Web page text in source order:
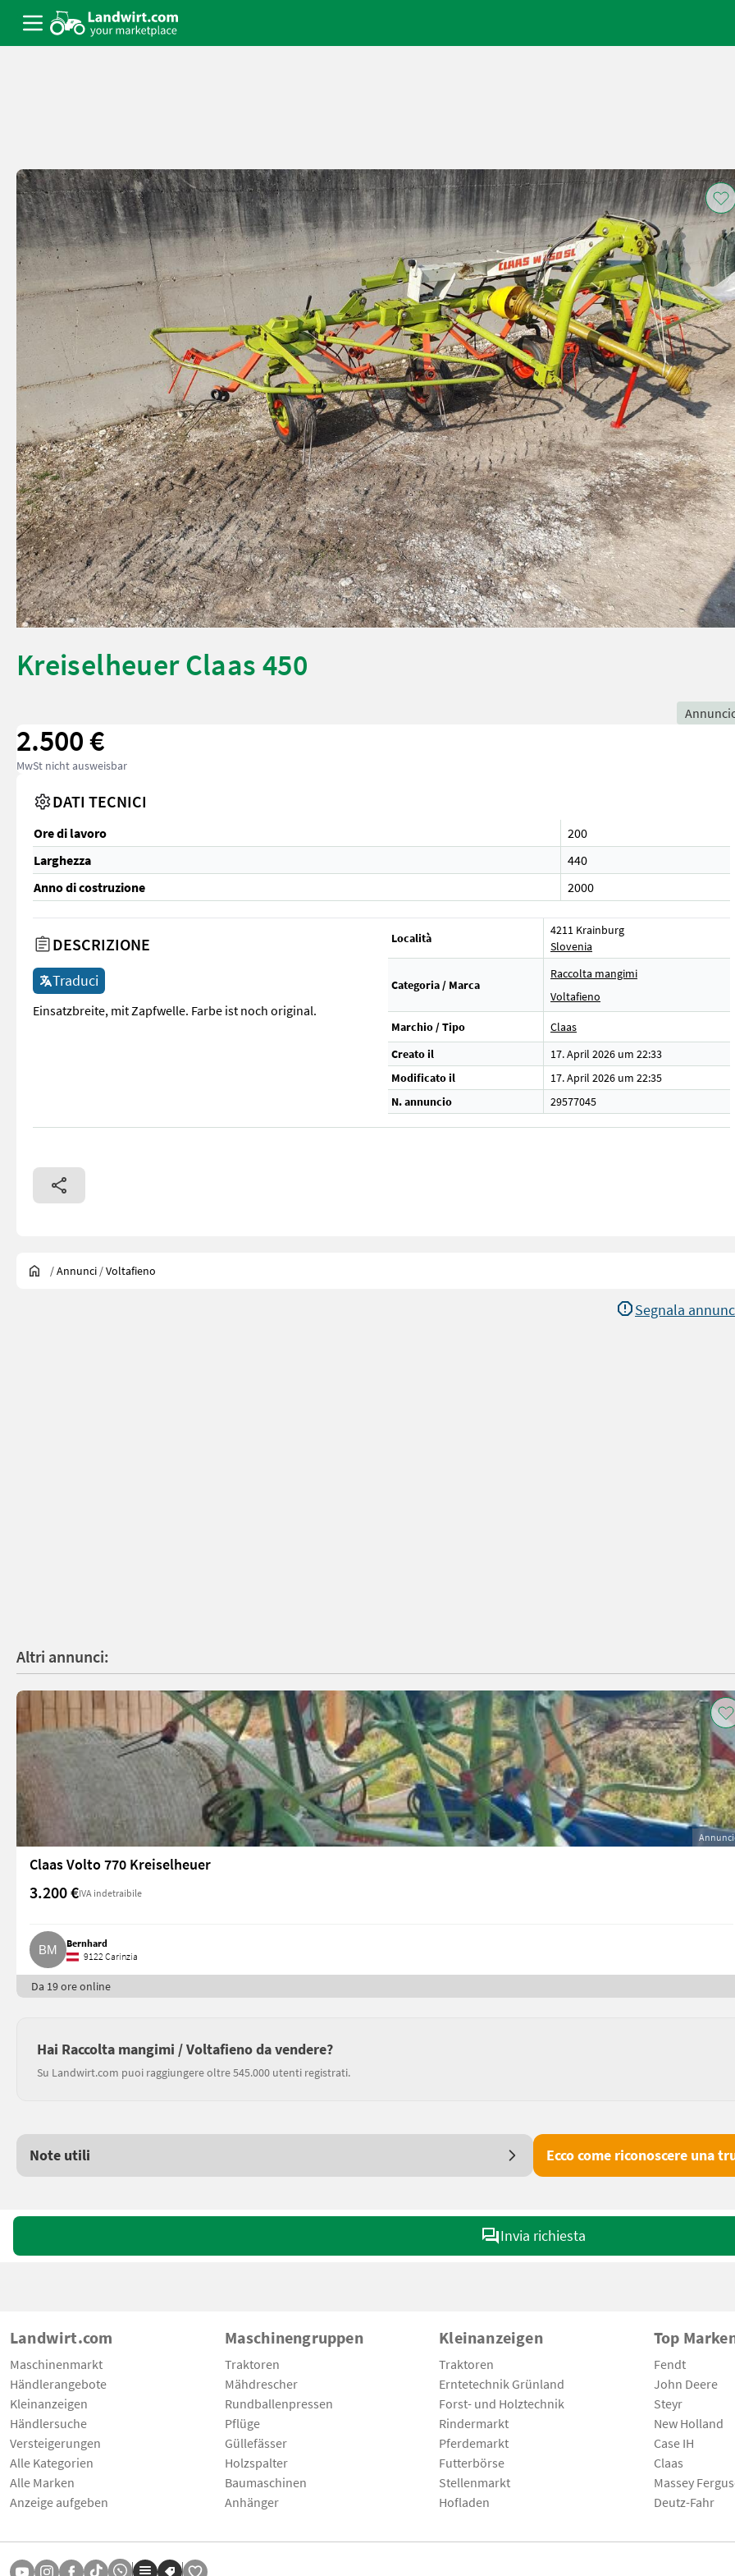
Kreiselheuer Claas 450
2.500 €
MwSt nicht ausweisbar
DATI TECNICI
Ore di lavoro
200
Larghezza
440
Anno di costruzione
2000
DESCRIZIONE
Traduci
Einsatzbreite, mit Zapfwelle. Farbe ist noch original.
Località
4211 Krainburg
Slovenia
Categoria / Marca
Raccolta mangimi
Voltafieno
Marchio / Tipo
Claas
Creato il
17. April 2026 um 22:33
Modificato il
17. April 2026 um 22:35
N. annuncio
29577045
/Annunci /Voltafieno
Segnala
Altri annunci:
Claas Volto 770 Kreiselheuer
3.200 €IVA indetraibile
Bernhard
9122 Carinzia
Da 19 ore online
Hai Raccolta mangimi / Voltafieno da vendere?
Su Landwirt.com puoi raggiungere oltre 545.000 utenti registrati.
Note utili Ecco come riconoscere una
Invia richiesta
Landwirt.com
Maschinenmarkt
Händlerangebote
Kleinanzeigen
Händlersuche
Versteigerungen
Alle Kategorien
Alle Marken
Anzeige aufgeben
Maschinengruppen
Traktoren
Mähdrescher
Rundballenpressen
Pflüge
Güllefässer
Holzspalter
Baumaschinen
Anhänger
Kleinanzeigen
Traktoren
Erntetechnik Grünland
Forst- und Holztechnik
Rindermarkt
Pferdemarkt
Futterbörse
Stellenmarkt
Hofladen
Top
Fendt
John Deere
Steyr
New Holland
Case IH
Claas
Massey
Deutz-Fahr